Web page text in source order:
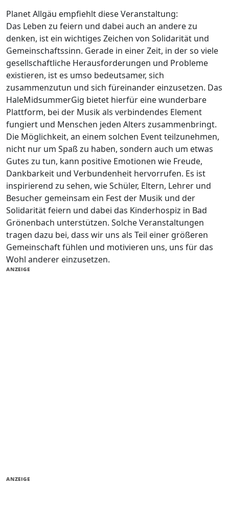
Planet Allgäu empfiehlt diese Veranstaltung:
Das Leben zu feiern und dabei auch an andere zu
denken, ist ein wichtiges Zeichen von Solidarität und
Gemeinschaftssinn. Gerade in einer Zeit, in der so viele
gesellschaftliche Herausforderungen und Probleme
existieren, ist es umso bedeutsamer, sich
zusammenzutun und sich füreinander einzusetzen. Das
HaleMidsummerGig bietet hierfür eine wunderbare
Plattform, bei der Musik als verbindendes Element
fungiert und Menschen jeden Alters zusammenbringt.
Die Möglichkeit, an einem solchen Event teilzunehmen,
nicht nur um Spaß zu haben, sondern auch um etwas
Gutes zu tun, kann positive Emotionen wie Freude,
Dankbarkeit und Verbundenheit hervorrufen. Es ist
inspirierend zu sehen, wie Schüler, Eltern, Lehrer und
Besucher gemeinsam ein Fest der Musik und der
Solidarität feiern und dabei das Kinderhospiz in Bad
Grönenbach unterstützen. Solche Veranstaltungen
tragen dazu bei, dass wir uns als Teil einer größeren
Gemeinschaft fühlen und motivieren uns, uns für das
Wohl anderer einzusetzen.
ANZEIGE
ANZEIGE